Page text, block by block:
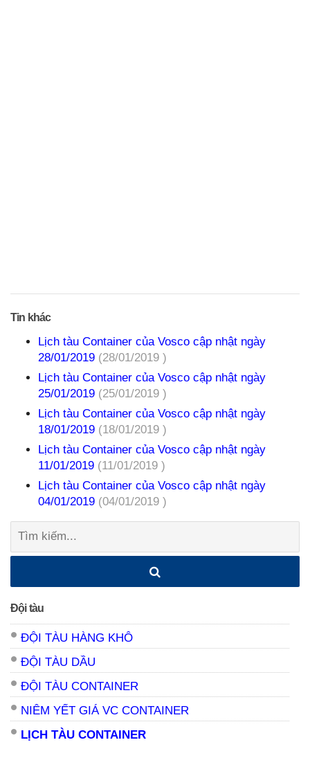
Tin khác
Lịch tàu Container của Vosco cập nhật ngày
28/01/2019 (28/01/2019 )
Lịch tàu Container của Vosco cập nhật ngày
25/01/2019 (25/01/2019 )
Lịch tàu Container của Vosco cập nhật ngày
18/01/2019 (18/01/2019 )
Lịch tàu Container của Vosco cập nhật ngày
11/01/2019 (11/01/2019 )
Lịch tàu Container của Vosco cập nhật ngày
04/01/2019 (04/01/2019 )
Tìm
Đội tàu
ĐỘI TÀU HÀNG KHÔ
ĐỘI TÀU DẦU
ĐỘI TÀU CONTAINER
NIÊM YẾT GIÁ VC CONTAINER
LỊCH TÀU CONTAINER